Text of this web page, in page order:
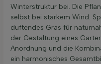
Winterstruktur bei. Die
selbst bei starkem Wind.
duftendes Gras für
der Gestaltung eines
Anordnung und die
ein harmonisches